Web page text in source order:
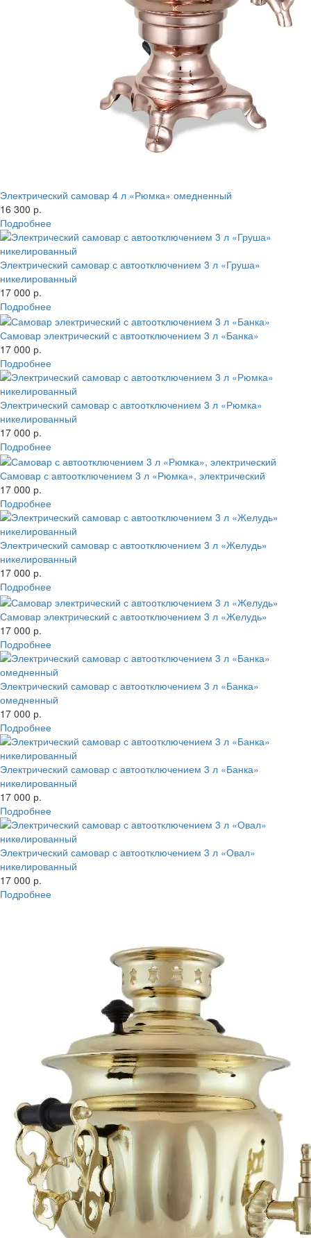
Электрический самовар 4 л «Рюмка» омедненный
16 300 р.
Подробнее
Электрический самовар с автоотключением 3 л «Груша»
никелированный
17 000 р.
Подробнее
Самовар электрический с автоотключением 3 л «Банка»
17 000 р.
Подробнее
Электрический самовар с автоотключением 3 л «Рюмка»
никелированный
17 000 р.
Подробнее
Самовар с автоотключением 3 л «Рюмка», электрический
17 000 р.
Подробнее
Электрический самовар с автоотключением 3 л «Желудь»
никелированный
17 000 р.
Подробнее
Самовар электрический с автоотключением 3 л «Желудь»
17 000 р.
Подробнее
Электрический самовар с автоотключением 3 л «Банка»
омедненный
17 000 р.
Подробнее
Электрический самовар с автоотключением 3 л «Банка»
никелированный
17 000 р.
Подробнее
Электрический самовар с автоотключением 3 л «Овал»
никелированный
17 000 р.
Подробнее